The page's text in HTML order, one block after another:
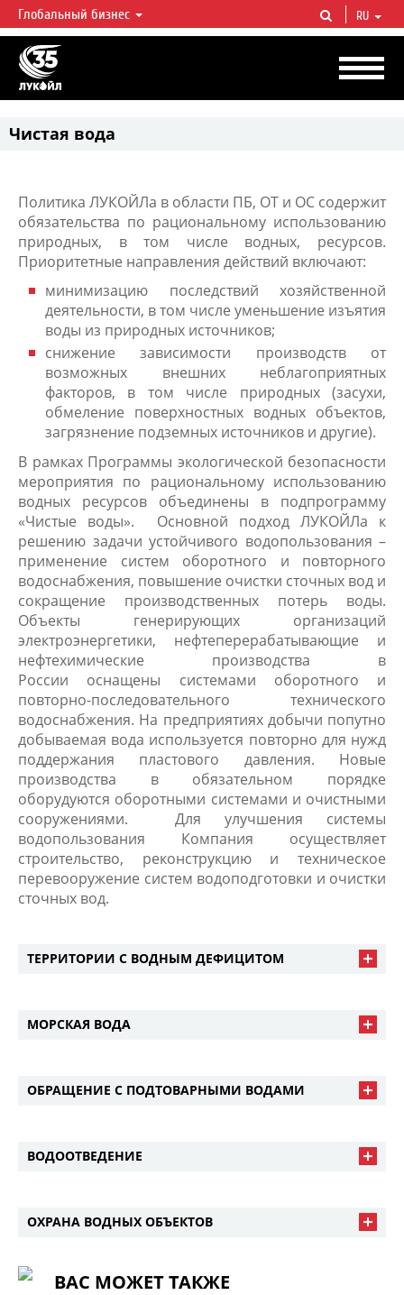
ЛУКОЙЛ СЕГОДНЯ
ЛУКОЙЛ — одна из крупнейших вертикально интегрированных
нефтегазовых компаний в мире, на долю которой приходится более 2%
мировой добычи нефти и около 1% доказанных запасов углеводородов.
Глобальный бизнес RU
Чистая вода
Политика ЛУКОЙЛа в области ПБ, ОТ и ОС содержит
обязательства по рациональному использованию
природных, в том числе водных, ресурсов.
Приоритетные направления действий включают:
минимизацию последствий хозяйственной
деятельности, в том числе уменьшение изъятия
воды из природных источников;
снижение зависимости производств от
возможных внешних неблагоприятных
факторов, в том числе природных (засухи,
обмеление поверхностных водных объектов,
загрязнение подземных источников и другие).
В рамках Программы экологической безопасности
мероприятия по рациональному использованию
водных ресурсов объединены в подпрограмму
«Чистые воды». Основной подход ЛУКОЙЛа к
решению задачи устойчивого водопользования –
применение систем оборотного и повторного
водоснабжения, повышение очистки сточных вод и
сокращение производственных потерь воды.
Объекты генерирующих организаций
электроэнергетики, нефтеперерабатывающие и
нефтехимические производства в
России оснащены системами оборотного и
повторно-последовательного технического
водоснабжения. На предприятиях добычи попутно
добываемая вода используется повторно для нужд
поддержания пластового давления. Новые
производства в обязательном порядке
оборудуются оборотными системами и очистными
сооружениями. Для улучшения системы
водопользования Компания осуществляет
строительство, реконструкцию и техническое
перевооружение систем водоподготовки и очистки
сточных вод.
ТЕРРИТОРИИ С ВОДНЫМ ДЕФИЦИТОМ
МОРСКАЯ ВОДА
ОБРАЩЕНИЕ С ПОДТОВАРНЫМИ ВОДАМИ
ВОДООТВЕДЕНИЕ
ОХРАНА ВОДНЫХ ОБЪЕКТОВ
ВАС МОЖЕТ ТАКЖЕ